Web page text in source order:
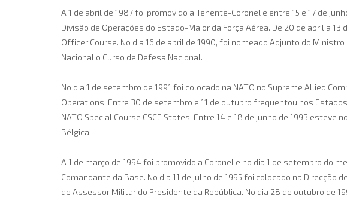
A 1 de abril de 1987 foi promovido a Tenente-Coronel e entre 15 e 17 de
Divisão de Operações do Estado-Maior da Força Aérea. De 20 de abril a
Officer Course. No dia 16 de abril de 1990, foi nomeado Adjunto do
Nacional o Curso de Defesa Nacional.
No dia 1 de setembro de 1991 foi colocado na NATO no Supreme Allied
Operations. Entre 30 de setembro e 11 de outubro frequentou nos
NATO Special Course CSCE States. Entre 14 e 18 de junho de 1993
Bélgica.
A 1 de março de 1994 foi promovido a Coronel e no dia 1 de setembro do
Comandante da Base. No dia 11 de julho de 1995 foi colocado na
de Assessor Militar do Presidente da República. No dia 28 de outubro de